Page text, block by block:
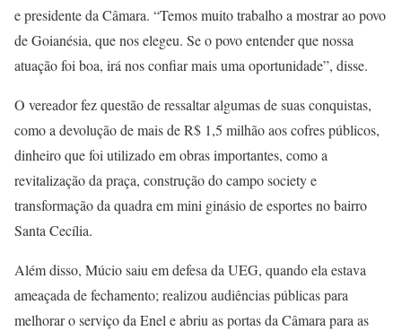
e presidente da Câmara. “Temos muito trabalho a mostrar ao povo
de Goianésia, que nos elegeu. Se o povo entender que nossa
atuação foi boa, irá nos confiar mais uma oportunidade”, disse.
O vereador fez questão de ressaltar algumas de suas conquistas,
como a devolução de mais de R$ 1,5 milhão aos cofres públicos,
dinheiro que foi utilizado em obras importantes, como a
revitalização da praça, construção do campo society e
transformação da quadra em mini ginásio de esportes no bairro
Santa Cecília.
Além disso, Múcio saiu em defesa da UEG, quando ela estava
ameaçada de fechamento; realizou audiências públicas para
melhorar o serviço da Enel e abriu as portas da Câmara para as